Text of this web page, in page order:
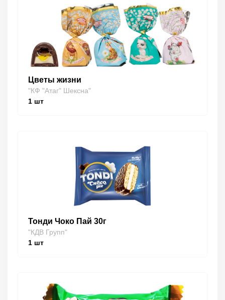
Цветы жизни
"КФ "Атаг" Шексна"
1 шт
Тонди Чоко Пай 30г
"КДВ Групп"
1 шт